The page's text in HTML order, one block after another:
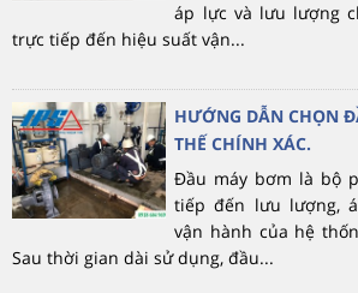
áp lực và lưu lượng
trực tiếp đến hiệu suất vận...
HƯỚNG DẪN CHỌN
THẾ CHÍNH XÁC.
Đầu máy bơm là bộ
tiếp đến lưu lượng,
vận hành của hệ
Sau thời gian dài sử dụng, đầu...